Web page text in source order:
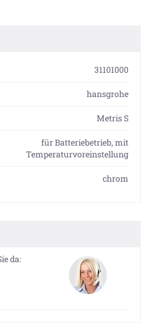
31101000
hansgrohe
Metris S
für Batteriebetrieb, mit
Temperaturvoreinstellung
chrom
da: